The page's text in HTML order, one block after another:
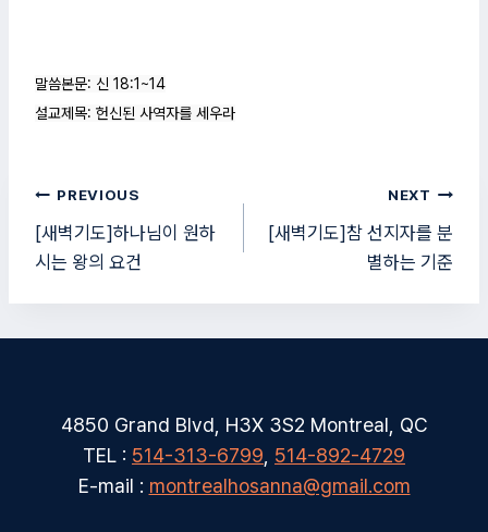
말씀본문: 신 18:1~14
설교제목: 헌신된 사역자를 세우라
글
탐
색
PREVIOUS
[새벽기도]하나님이 원하
시는 왕의 요건
NEXT
[새벽기도]참 선지자를 분
별하는 기준
4850 Grand Blvd, H3X 3S2 Montreal, QC
TEL : 514-313-6799 514-892-4729
E-mail : montrealhosanna@gmail.com